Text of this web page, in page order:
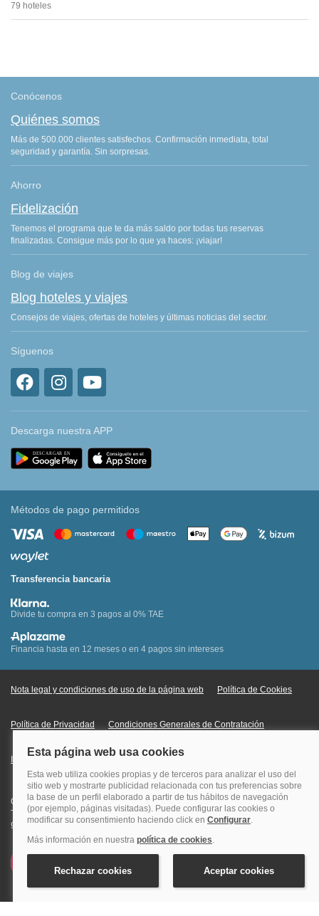
79 hoteles
Conócenos
Quiénes somos
Más de 500.000 clientes satisfechos. Confirmación inmediata, total
seguridad y garantía. Sin sorpresas.
Ahorro
Fidelización
Tenemos el programa que te da más saldo por todas tus reservas
finalizadas. Consigue más por lo que ya haces: ¡viajar!
Blog de viajes
Blog hoteles y viajes
Consejos de viajes, ofertas de hoteles y últimas noticias del sector.
Síguenos
Descarga nuestra APP
Métodos de pago permitidos
Transferencia bancaria
Divide tu compra en 3 pagos al 0% TAE
Financia hasta en 12 meses o en 4 pagos sin intereses
Nota legal y condiciones de uso de la página web Política de Cookies
Política de Privacidad Condiciones Generales de Contratación
Información Legal sobre Mercados en Línea
Quehoteles.com - Especialistas en hoteles © Copyright Veturis Travel S.A.
Todos los derechos reservados. Autorización nº I-AV0000879.4 Tel: +34
915759999